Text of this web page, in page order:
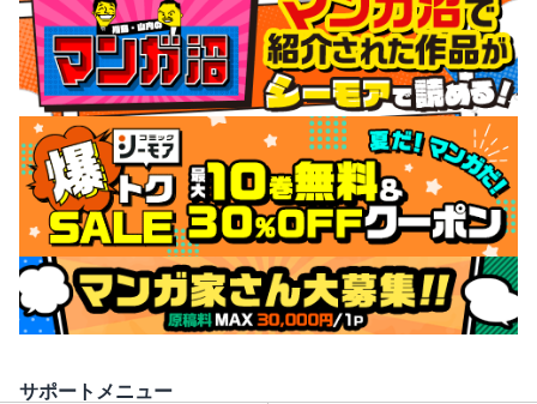
サポートメニュー